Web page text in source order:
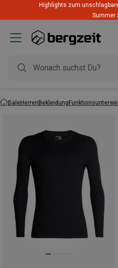
Highlights zum
Summer
SaleHerrenBekleidung